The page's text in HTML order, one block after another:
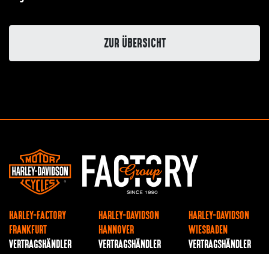
ZUR ÜBERSICHT
HARLEY-FACTORY
FRANKFURT
VERTRAGSHÄNDLER
HARLEY-DAVIDSON
HANNOVER
VERTRAGSHÄNDLER
HARLEY-DAVIDSON
WIESBADEN
VERTRAGSHÄNDLER